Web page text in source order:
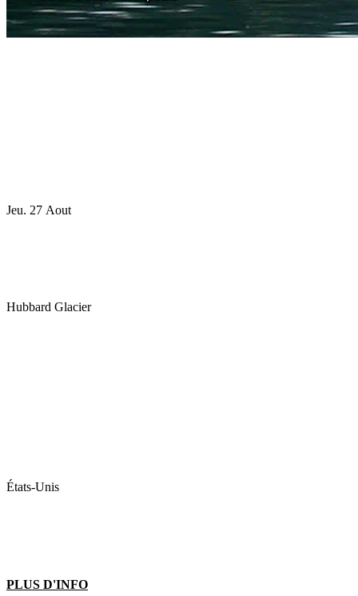
Jeu. 27 Aout
Hubbard Glacier
États-Unis
PLUS D'INFO